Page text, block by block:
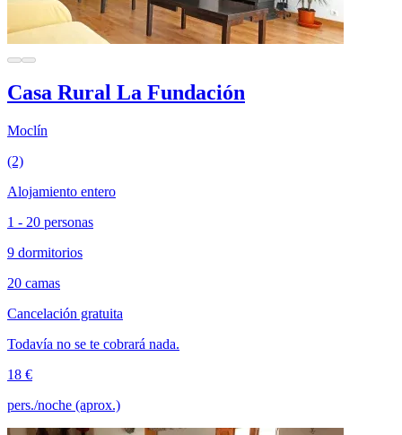
Casa Rural La Fundación
Moclín
(2)
Alojamiento entero
1 - 20 personas
9 dormitorios
20 camas
Cancelación gratuita
Todavía no se te cobrará nada.
18 €
pers./noche (aprox.)